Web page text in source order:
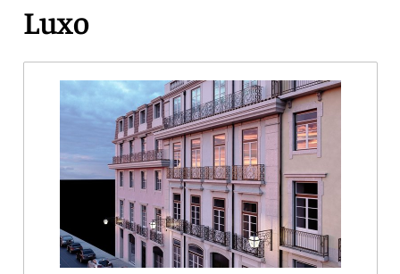
Luxo